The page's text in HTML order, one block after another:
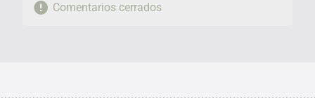
Comentarios cerrados